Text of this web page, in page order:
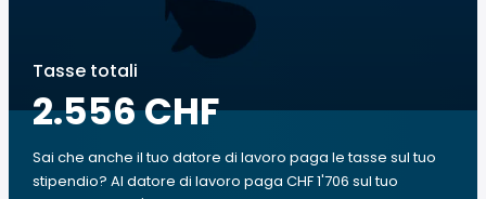
Tasse totali
2.556 CHF
Sai che anche il tuo datore di lavoro paga le tasse sul tuo
stipendio? Al datore di lavoro paga CHF 1'706 sul tuo